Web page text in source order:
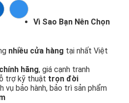
Vì Sao Bạn Nên Chọn
nhiều cửa hàng tại nhất Việt
chính hãng, giá cạnh tranh
trợ kỹ thuật trọn đời
vụ bảo hành, bảo trì sản phẩm